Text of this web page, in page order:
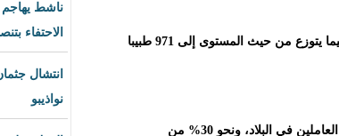
ناشط يهاجم
الاحتفاء
انتشال
نواذيبو
ويتوزع هذه العدد من حيث الجنسية، إلى 1704 أطباء موريتانيين، و70 طبيبا أجنبيا، فيما يتوزع من حيث المستوى إلى 971 طبيبا
ويشكل خريجو كلية الطب بجامعة نواكشوط نحو 50% من مجموع الأطباء العامين العاملين في البلاد، ونحو 30% من